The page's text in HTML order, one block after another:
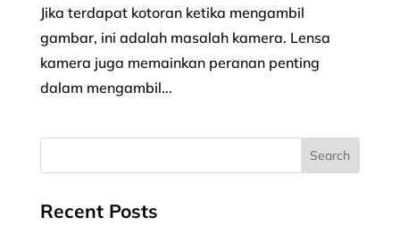
Jika terdapat kotoran ketika mengambil
gambar, ini adalah masalah kamera. Lensa
kamera juga memainkan peranan penting
dalam mengambil...
Recent Posts